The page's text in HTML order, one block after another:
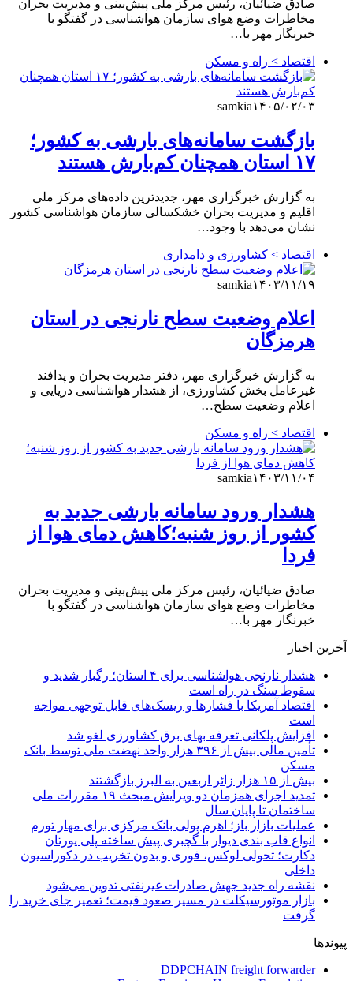
صادق ضیائیان، رئیس مرکز ملی پیش‌بینی و مدیریت بحران
مخاطرات وضع هوای سازمان هواشناسی در گفتگو با
خبرنگار مهر با…
اقتصاد > راه و مسکن
samkia۱۴۰۵/۰۲/۰۳
بازگشت سامانه‌های بارشی به کشور؛
۱۷ استان همچنان کم‌بارش هستند
به گزارش خبرگزاری مهر، جدیدترین داده‌های مرکز ملی
اقلیم و مدیریت بحران خشکسالی سازمان هواشناسی کشور
نشان می‌دهد با وجود…
اقتصاد > کشاورزی و دامداری
samkia۱۴۰۳/۱۱/۱۹
اعلام وضعیت سطح نارنجی در استان
هرمزگان
به گزارش خبرگزاری مهر، دفتر مدیریت بحران و پدافند
غیرعامل بخش کشاورزی، از هشدار هواشناسی دریایی و
اعلام وضعیت سطح…
اقتصاد > راه و مسکن
samkia۱۴۰۳/۱۱/۰۴
هشدار ورود سامانه بارشی جدید به
کشور از روز شنبه؛کاهش دمای هوا از
فردا
صادق ضیائیان، رئیس مرکز ملی پیش‌بینی و مدیریت بحران
مخاطرات وضع هوای سازمان هواشناسی در گفتگو با
خبرنگار مهر با…
آخرین اخبار
هشدار نارنجی هواشناسی برای ۴ استان؛ رگبار شدید و
سقوط سنگ در راه است
اقتصاد آمریکا با فشارها و ریسک‌های قابل توجهی مواجه
است
افزایش پلکانی تعرفه بهای برق کشاورزی لغو شد
تأمین مالی بیش از ۳۹۶ هزار واحد نهضت ملی توسط بانک
مسکن
بیش از ۱۵ هزار زائر اربعین به البرز بازگشتند
تمدید اجرای همزمان دو ویرایش مبحث ۱۹ مقررات ملی
ساختمان تا پایان سال
عملیات بازار باز؛ اهرم پولی بانک مرکزی برای مهار تورم
انواع قاب بندی دیوار با گچبری پیش ساخته پلی یورتان
دکارت؛ تحولی لوکس، فوری و بدون تخریب در دکوراسیون
داخلی
نقشه راه جدید جهش صادرات غیرنفتی تدوین می‌شود
بازار موتورسیکلت در مسیر صعود قیمت؛ تعمیر جای خرید را
گرفت
پیوندها
DDPCHAIN freight forwarder